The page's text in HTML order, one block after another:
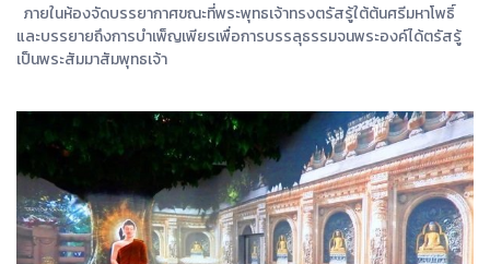
ภายในห้องจัดบรรยากาศขณะที่พระพุทธเจ้าทรงตรัสรู้ใต้ต้นศรีมหาโพธิ์
และบรรยายถึงการบำเพ็ญเพียรเพื่อการบรรลุธรรมจนพระองค์ได้ตรัสรู้
เป็นพระสัมมาสัมพุทธเจ้า